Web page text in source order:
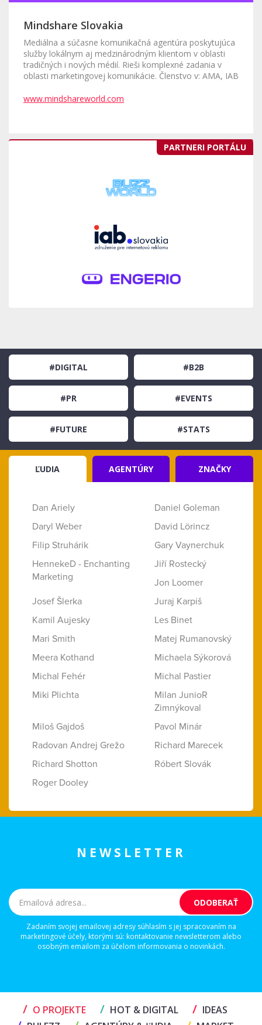
Mindshare Slovakia
Mediálna a súčasne komunikačná agentúra poskytujúca
služby lokálnym aj medzinárodným klientom v oblasti
tradičných i nových médií. Rieši komplexné zadania v
oblasti marketingovej komunikácie. Členstvo v: AMA, IAB
www.mindshareworld.com
PARTNERI PORTÁLU
#DIGITAL #B2B
#PR #EVENTS
#FUTURE #STATS
ĽUDIA AGENTÚRY ZNAČKY
Dan Ariely
Daniel Goleman
Daryl Weber
David Lörincz
Filip Struhárik
Gary Vaynerchuk
HennekeD - Enchanting
Marketing
Jiří Rostecký
Jon Loomer
Josef Šlerka
Juraj Karpiš
Kamil Aujesky
Les Binet
Mari Smith
Matej Rumanovský
Meera Kothand
Michaela Sýkorová
Michal Fehér
Michal Pastier
Miki Plichta
Milan JunioR
Zimnýkoval
Miloš Gajdoš
Pavol Minár
Radovan Andrej Grežo
Richard Marecek
Richard Shotton
Róbert Slovák
Roger Dooley
NEWSLETTER
Zadaním svojej emailovej adresy súhlasím s jej spracovaním na
marketingové účely, ktorými sú: kontaktovanie newsletterom alebo
osobným emailom za účelom informovania o novinkách.
/ O PROJEKTE / HOT & DIGITAL / IDEAS